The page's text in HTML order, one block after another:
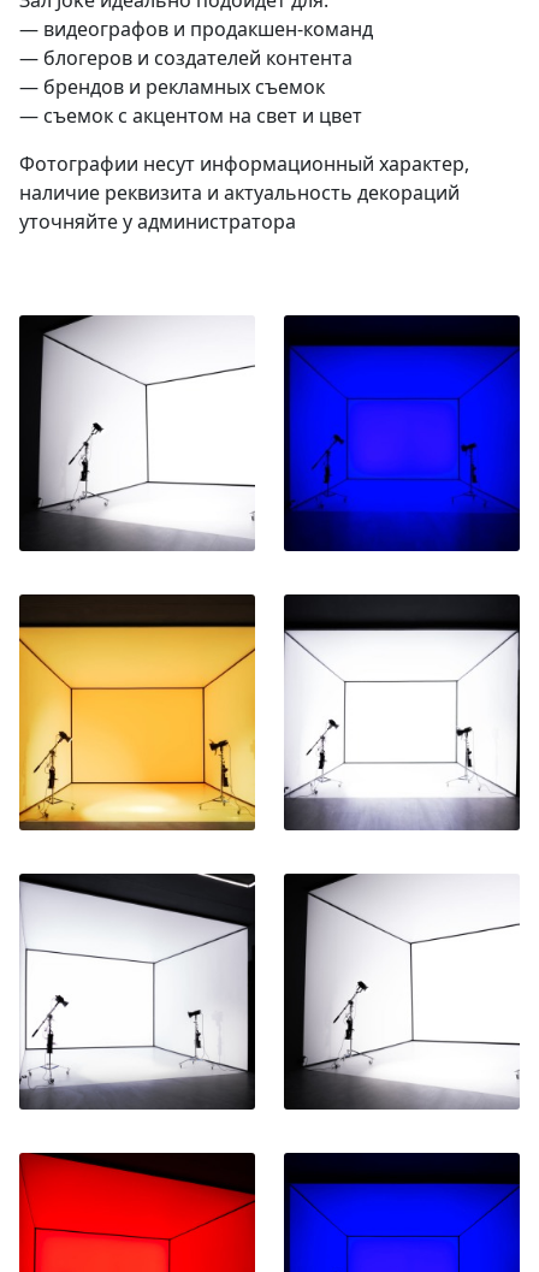
— видеографов и продакшен-команд
— блогеров и создателей контента
— брендов и рекламных съемок
— съемок с акцентом на свет и цвет
Фотографии несут информационный характер,
наличие реквизита и актуальность декораций
уточняйте у администратора